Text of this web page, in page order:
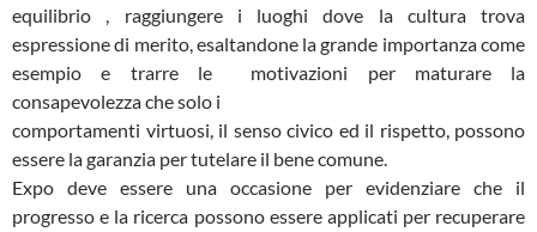
equilibrio , raggiungere i luoghi dove la cultura trova
espressione di merito, esaltandone la grande importanza come
esempio e trarre le motivazioni per maturare la
consapevolezza che solo i
comportamenti virtuosi, il senso civico ed il rispetto, possono
essere la garanzia per tutelare il bene comune.
Expo deve essere una occasione per evidenziare che il
progresso e la ricerca possono essere applicati per recuperare